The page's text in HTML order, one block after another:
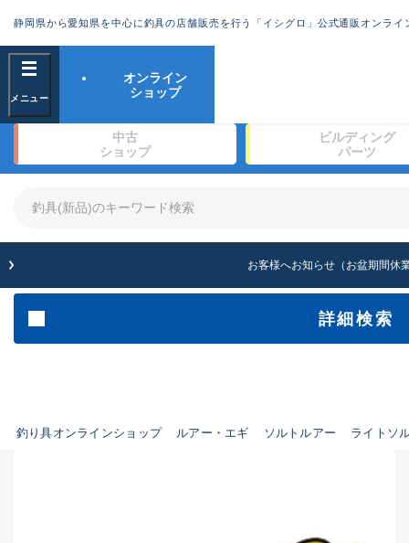
静岡県から愛知県を中心に釣具の店舗販売を行う「イシグロ」公式通販オンライ
オンライン
ショップ
中古
ショップ
ビルディング
パーツ
お客様へお知らせ（お盆期間休
詳細検索
釣り具オンラインショップ ルアー・エギ ソルトルアー ライトソ
フリーワード
リール・カスタムパーツ(343)
ライン・ハリス・道糸(761)
針・仕掛(319)
新商品(35)
ランクとは
良
※店頭展示時の置き
使用感や傷は少